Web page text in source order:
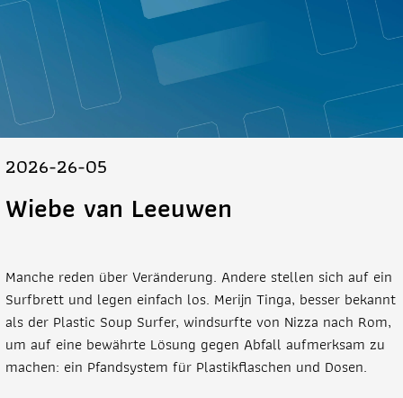
2026-26-05
Wiebe van Leeuwen
Manche reden über Veränderung. Andere stellen sich auf ein
Surfbrett und legen einfach los. Merijn Tinga, besser bekannt
als der Plastic Soup Surfer, windsurfte von Nizza nach Rom,
um auf eine bewährte Lösung gegen Abfall aufmerksam zu
machen: ein Pfandsystem für Plastikflaschen und Dosen.